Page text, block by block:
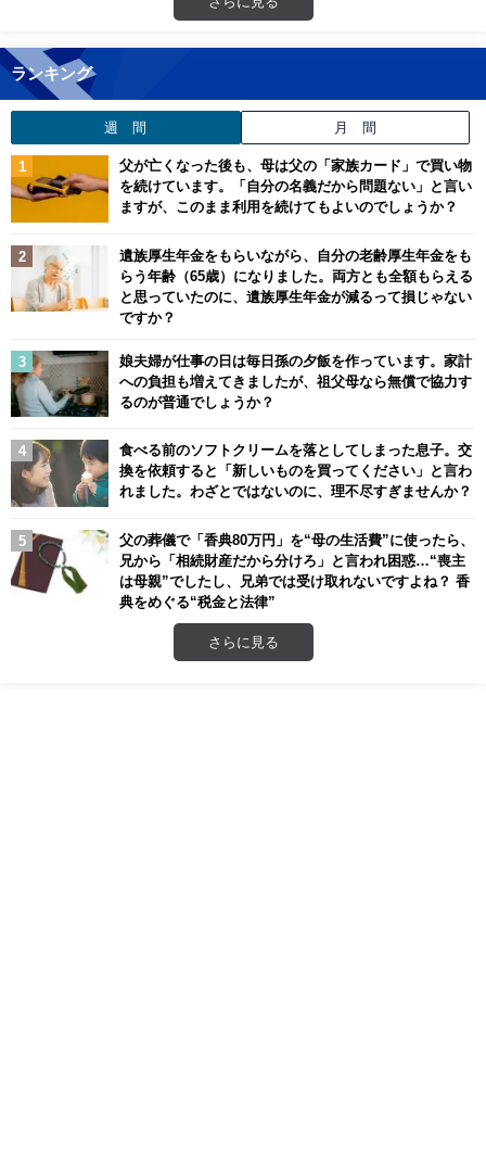
ランキング
週 間 月 間
父が亡くなった後も、母は父の「家族カード」で買い物
を続けています。「自分の名義だから問題ない」と言い
ますが、このまま利用を続けてもよいのでしょうか？
遺族厚生年金をもらいながら、自分の老齢厚生年金をも
らう年齢（65歳）になりました。両方とも全額もらえる
と思っていたのに、遺族厚生年金が減るって損じゃない
ですか？
娘夫婦が仕事の日は毎日孫の夕飯を作っています。家計
への負担も増えてきましたが、祖父母なら無償で協力す
るのが普通でしょうか？
食べる前のソフトクリームを落としてしまった息子。交
換を依頼すると「新しいものを買ってください」と言わ
れました。わざとではないのに、理不尽すぎませんか？
父の葬儀で「香典80万円」を“母の生活費”に使ったら、
兄から「相続財産だから分けろ」と言われ困惑…“喪主
は母親”でしたし、兄弟では受け取れないですよね？ 香
典をめぐる“税金と法律”
さらに見る